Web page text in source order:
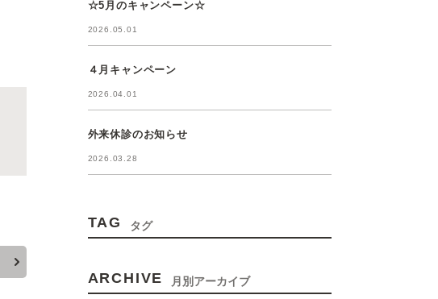
☆5月のキャンペーン☆
2026.05.01
４月キャンペーン
2026.04.01
外来休診のお知らせ
2026.03.28
TAG タグ
ARCHIVE 月別アーカイブ